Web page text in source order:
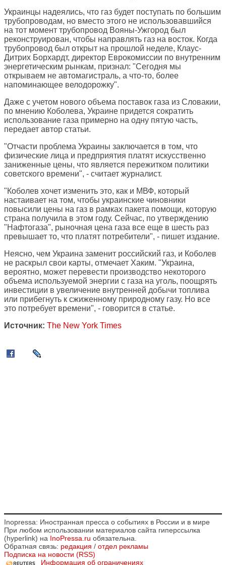
Украинцы надеялись, что газ будет поступать по большим
трубопроводам, но вместо этого не использовавшийся
на тот момент трубопровод Вояны-Ужгород был
реконструирован, чтобы направлять газ на восток. Когда
трубопровод был открыт на прошлой неделе, Клаус-
Дитрих Борхардт, директор Еврокомиссии по внутренним
энергетическим рынкам, признал: "Сегодня мы
открываем не автомагистраль, а что-то, более
напоминающее велодорожку".
Даже с учетом нового объема поставок газа из Словакии,
по мнению Коболева, Украине придется сократить
использование газа примерно на одну пятую часть,
передает автор статьи.
"Отчасти проблема Украины заключается в том, что
физические лица и предприятия платят искусственно
заниженные цены, что является пережитком политики
советского времени", - считает журналист.
"Коболев хочет изменить это, как и МВФ, который
настаивает на том, чтобы украинские чиновники
повысили цены на газ в рамках пакета помощи, которую
страна получила в этом году. Сейчас, по утверждению
"Нафтогаза", рыночная цена газа все еще в шесть раз
превышает то, что платят потребители", - пишет издание.
Неясно, чем Украина заменит российский газ, и Коболев
не раскрыл свои карты, отмечает Хаким. "Украина,
вероятно, может перевести производство некоторого
объема используемой энергии с газа на уголь, поощрять
инвестиции в увеличение внутренней добычи топлива
или прибегнуть к сжиженному природному газу. Но все
это потребует времени", - говорится в статье.
Источник: The New York Times
Inopressa: Иностранная пресса о событиях в России и в мире
При любом использовании материалов сайта гиперссылка
(hyperlink) на InoPressa.ru обязательна.
Обратная связь: редакция / отдел рекламы
Подписка на новости (RSS)
Информация об ограничениях